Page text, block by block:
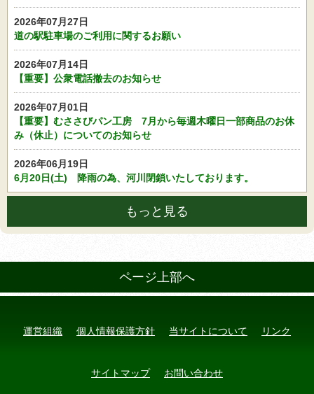
2026年07月27日
道の駅駐車場のご利用に関するお願い
2026年07月14日
【重要】公衆電話撤去のお知らせ
2026年07月01日
【重要】むささびパン工房 7月から毎週木曜日一部商品のお休
み（休止）についてのお知らせ
2026年06月19日
6月20日(土) 降雨の為、河川閉鎖いたしております。
もっと見る
ページ上部へ
運営組織 個人情報保護方針 当サイトについて リンク
サイトマップ お問い合わせ